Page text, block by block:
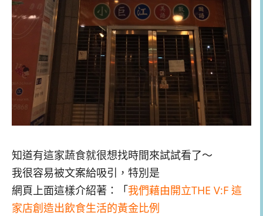
知道有這家蔬食就很想找時間來試試看了～
我很容易被文案給吸引，特別是
網頁上面這樣介紹著：「我們藉由開立THE V:F 這
家店創造出飲食生活的黃金比例